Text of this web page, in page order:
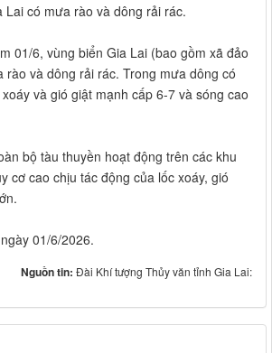
Lai có mưa rào và dông rải rác.
01/6, vùng biển Gia Lai (bao gồm xã đảo
rào và dông rải rác. Trong mưa dông có
và gió giật mạnh cấp 6-7 và sóng cao
bộ tàu thuyền hoạt động trên các khu
cơ cao chịu tác động của lốc xoáy, gió
01/6/2026.
Nguồn tin: Đài Khí tượng Thủy văn tỉnh Gia Lai: